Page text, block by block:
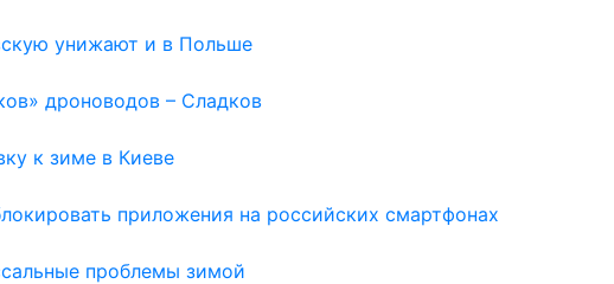
унижают и в Польше
дроноводов – Сладков
к зиме в Киеве
приложения на российских смартфонах
проблемы зимой